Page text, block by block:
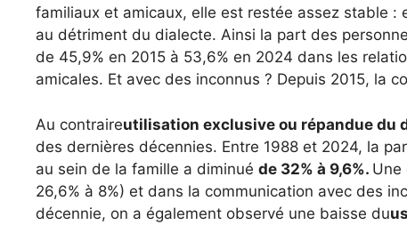
familiaux et amicaux, elle est restée assez stable :
au détriment du dialecte. Ainsi la part des
de 45,9% en 2015 à 53,6% en 2024 dans les
amicales. Et avec des inconnus ? Depuis 2015, la
Au contraireutilisation exclusive ou répandue du
des dernières décennies. Entre 1988 et 2024, la
au sein de la famille a diminué de 32% à 9,6%. Une
26,6% à 8%) et dans la communication avec des
décennie, on a également observé une baisse du